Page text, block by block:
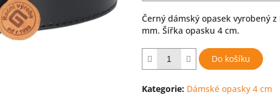
Černý dámský opasek vyrobený
mm. Šířka opasku 4 cm.
Do košíku
Kategorie: Dámské opasky 4 cm